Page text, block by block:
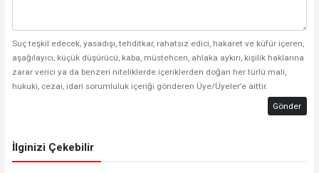
Suç teşkil edecek, yasadışı, tehditkar, rahatsız edici, hakaret ve küfür içeren,
aşağılayıcı, küçük düşürücü, kaba, müstehcen, ahlaka aykırı, kişilik haklarına
zarar verici ya da benzeri niteliklerde içeriklerden doğan her türlü mali,
hukuki, cezai, idari sorumluluk içeriği gönderen Üye/Üyeler’e aittir.
Gönder
İlginizi Çekebilir